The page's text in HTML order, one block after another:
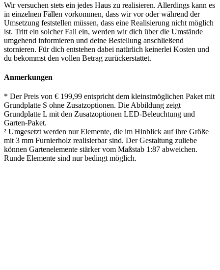
Wir versuchen stets ein jedes Haus zu realisieren. Allerdings kann es
in einzelnen Fällen vorkommen, dass wir vor oder während der
Umsetzung feststellen müssen, dass eine Realisierung nicht möglich
ist. Tritt ein solcher Fall ein, werden wir dich über die Umstände
umgehend informieren und deine Bestellung anschließend
stornieren. Für dich entstehen dabei natürlich keinerlei Kosten und
du bekommst den vollen Betrag zurückerstattet.
Anmerkungen
* Der Preis von € 199,99 entspricht dem kleinstmöglichen Paket mit
Grundplatte S ohne Zusatzoptionen. Die Abbildung zeigt
Grundplatte L mit den Zusatzoptionen LED-Beleuchtung und
Garten-Paket.
² Umgesetzt werden nur Elemente, die im Hinblick auf ihre Größe
mit 3 mm Furnierholz realisierbar sind. Der Gestaltung zuliebe
können Gartenelemente stärker vom Maßstab 1:87 abweichen.
Runde Elemente sind nur bedingt möglich.